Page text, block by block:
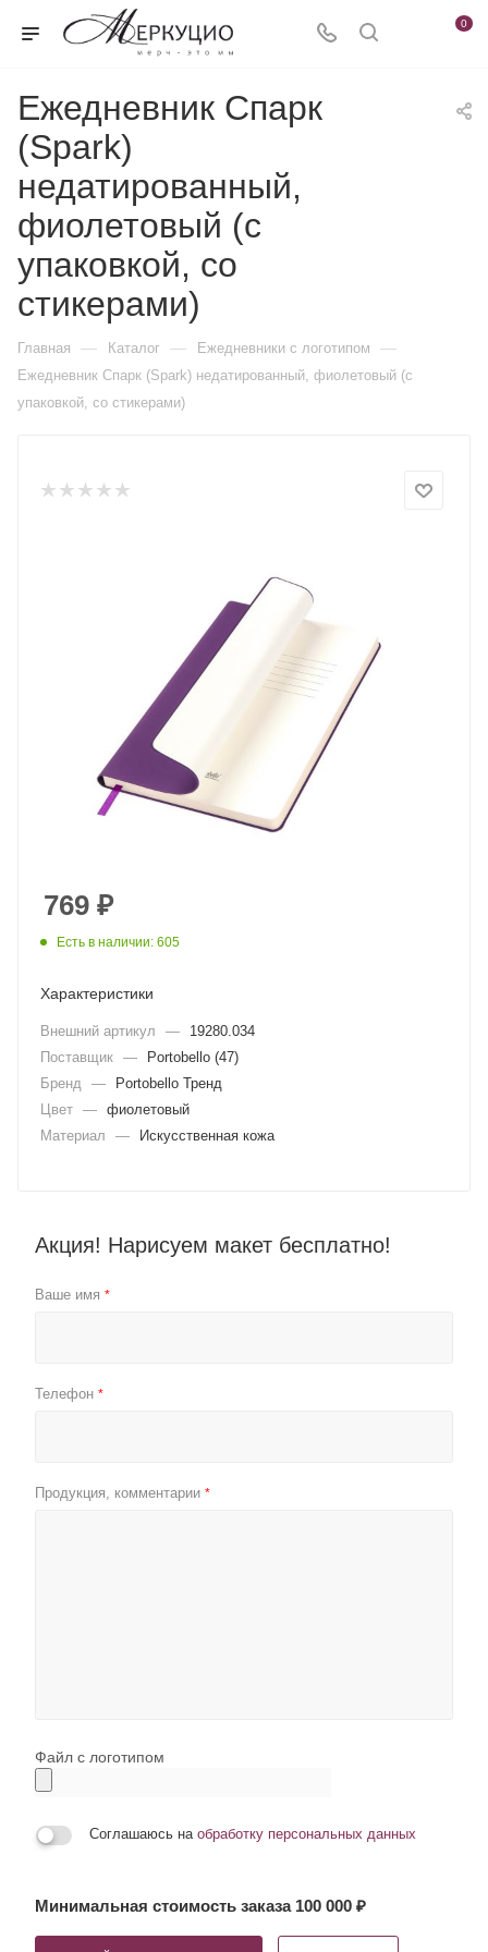
0
Ежедневник Спарк
(Spark)
недатированный,
фиолетовый (с
упаковкой, со
стикерами)
Главная — Каталог — Ежедневники c логотипом —
Ежедневник Спарк (Spark) недатированный, фиолетовый (с
упаковкой, со стикерами)
769 ₽
Есть в наличии: 605
Характеристики
Внешний артикул —
19280.034
Поставщик —
Portobello (47)
Бренд
—
Portobello Тренд
Цвет — фиолетовый
Материал
— Искусственная кожа
Акция! Нарисуем макет бесплатно!
Ваше имя *
Телефон *
Продукция, комментарии *
Файл с логотипом
Соглашаюсь на обработку персональных данных
Минимальная стоимость заказа 100 000 ₽